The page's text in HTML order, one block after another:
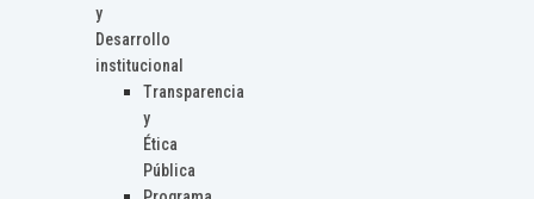
y
Desarrollo
institucional
Transparencia
y
Ética
Pública